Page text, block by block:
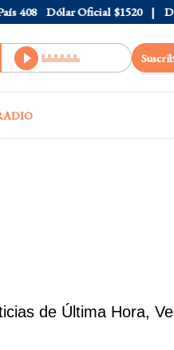
408 Dólar Oficial $1520
de Última Hora,